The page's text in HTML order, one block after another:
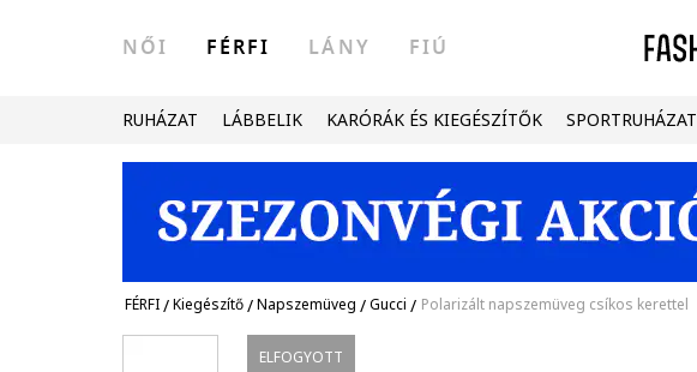
NŐI FÉRFI LÁNY FIÚ
RUHÁZAT LÁBBELIK KARÓRÁK ÉS KIEGÉSZÍTŐK SPORTRUHÁZAT
FÉRFI/Kiegészítő/Napszemüveg /Gucci / Polarizált napszemüveg csíkos kerettel
ELFOGYOTT